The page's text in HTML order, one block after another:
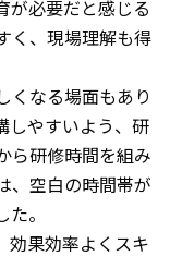
が必要だと感じる
く、現場理解も得
くなる場面もあり
しやすいよう、研
ら研修時間を組み
、空白の時間帯が
。
効果効率よくスキ